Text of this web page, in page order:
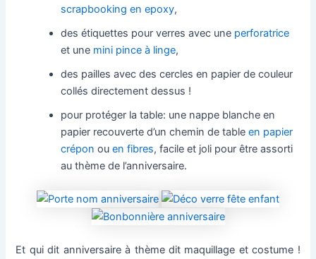
scrapbooking en epoxy,
des étiquettes pour verres avec une perforatrice
et une mini pince à linge,
des pailles avec des cercles en papier de couleur
collés directement dessus !
pour protéger la table: une nappe blanche en
papier recouverte d’un chemin de tableen papier
crépon ouen fibres, facile et joli pour être assorti
au thème de l’anniversaire.
Et qui dit anniversaire à thème dit maquillage et costume !